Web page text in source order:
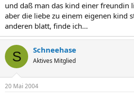
und daß man das kind einer freundin
aber die liebe zu einem eigenen kind
anderen blatt, finde ich...
S Schneehase
Aktives Mitglied
20 Mai 2004